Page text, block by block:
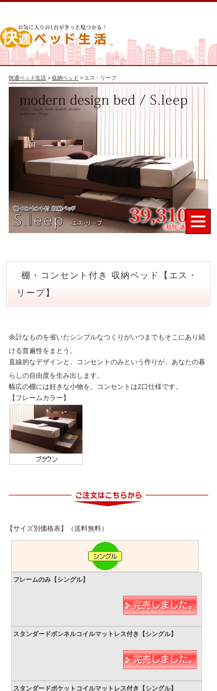
快適ベッド生活 >収納ベッド > エス・リープ
棚・コンセント付き 収納ベッド【エス・
リープ】
余計なものを省いたシンプルなつくりがいつまでもそこにあり続
ける普遍性をまとう。
直線的なデザインと、コンセントのみという作りが、あなたの暮
らしの自由度を生み出します。
幅広の棚には好きな小物を。コンセントは2口仕様です。
【フレームカラー】
【サイズ別価格表】（送料無料）